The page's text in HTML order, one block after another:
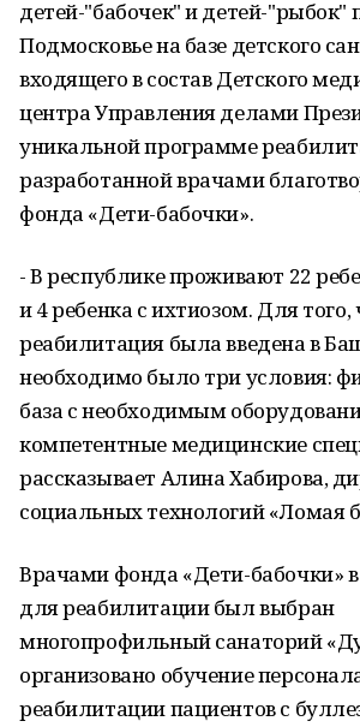
детей-"бабочек" и детей-"рыбок"
Подмосковье на базе детского
входящего в состав Детского
центра Управления делами
уникальной программе
разработанной врачами
фонда «Дети-бабочки».
- В республике проживают 22
и 4 ребенка с ихтиозом. Для
реабилитация была введена в
необходимо было три условия:
база с необходимым
компетентные медицинские
рассказывает Алина Хабирова,
социальных технологий «Ломая
Врачами фонда «Дети-бабочки» в
для реабилитации был выбран
многопрофильный санаторий
организовано обучение
реабилитации пациентов с